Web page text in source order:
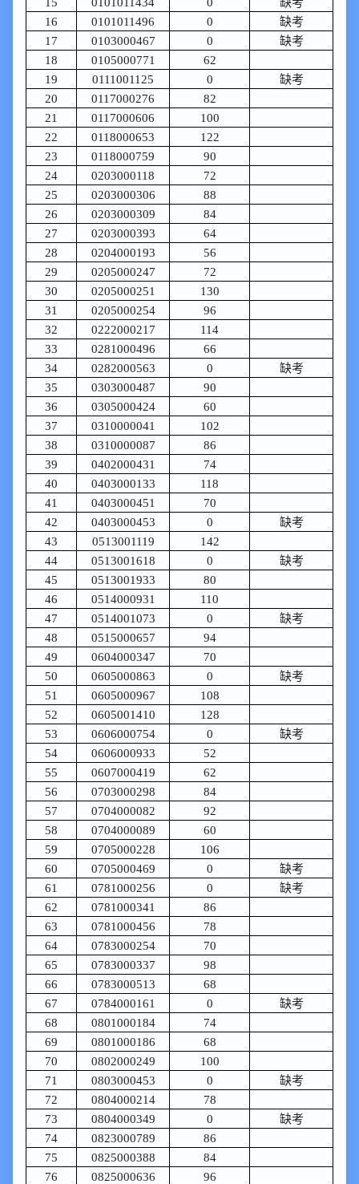
16
0101011496 0
缺考
17
0103000467 0
缺考
18
0105000771
62
19
0111001125 0
缺考
20
0117000276
82
21
0117000606
100
22
0118000653
122
23
0118000759
90
24
0203000118
72
25
0203000306
88
26
0203000309
84
27
0203000393
64
28
0204000193
56
29
0205000247
72
30
0205000251
130
31
0205000254
96
32
0222000217
114
33
0281000496
66
34
0282000563 0
缺考
35
0303000487
90
36
0305000424
60
37
0310000041
102
38
0310000087
86
39
0402000431
74
40
0403000133
118
41
0403000451
70
42
0403000453 0
缺考
43
0513001119
142
44
0513001618 0
缺考
45
0513001933
80
46
0514000931
110
47
0514001073 0
缺考
48
0515000657
94
49
0604000347
70
50
0605000863 0
缺考
51
0605000967
108
52
0605001410
128
53
0606000754 0
缺考
54
0606000933
52
55
0607000419
62
56
0703000298
84
57
0704000082
92
58
0704000089
60
59
0705000228
106
60
0705000469 0
缺考
61
0781000256 0
缺考
62
0781000341
86
63
0781000456
78
64
0783000254
70
65
0783000337
98
66
0783000513
68
67
0784000161 0
缺考
68
0801000184
74
69
0801000186
68
70
0802000249
100
71
0803000453 0
缺考
72
0804000214
78
73
0804000349 0
缺考
74
0823000789
86
75
0825000388
84
76
0825000636
96